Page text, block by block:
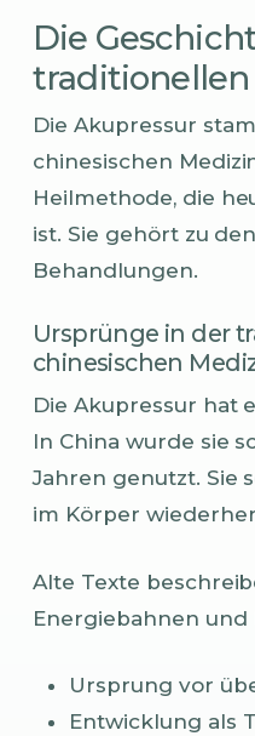
Die
Die Akupressur
chinesischen
Heilmethode, die
ist. Sie gehört zu
Behandlungen.
Ursprünge in der
chinesischen
Die Akupressur hat
In China wurde sie
Jahren genutzt. Sie
im Körper
Alte Texte
Energiebahnen
Ursprung vor
Entwicklung als